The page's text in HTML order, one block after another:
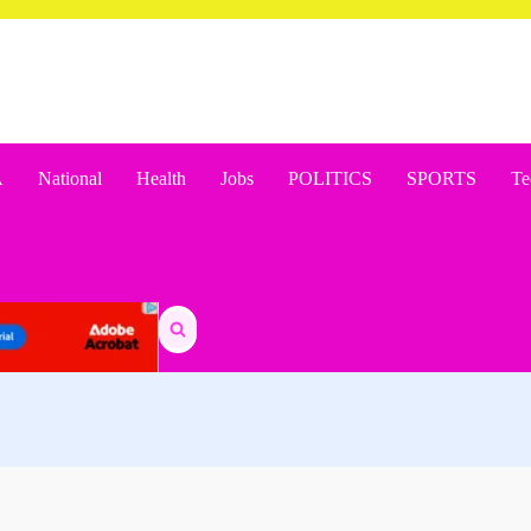
National Health Jobs POLITICS SPORTS
Search
for: